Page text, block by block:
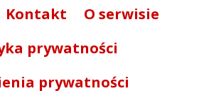
Kontakt
O serwisie
prywatności
prywatności